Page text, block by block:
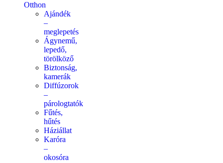
Otthon
Ajándék
–
meglepetés
Ágynemű,
lepedő,
törölköző
Biztonság,
kamerák
Diffúzorok
–
párologtatók
Fűtés,
hűtés
Háziállat
Karóra
–
okosóra